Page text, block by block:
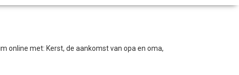
online met: Kerst, de aankomst van opa en oma,